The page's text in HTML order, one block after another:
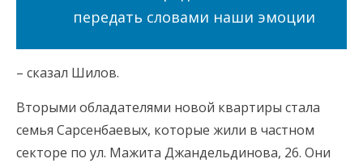
передать словами наши эмоции
– сказал Шилов.
Вторыми обладателями новой квартиры стала
семья Сарсенбаевых, которые жили в частном
секторе по ул. Мажита Джандельдинова, 26. Они